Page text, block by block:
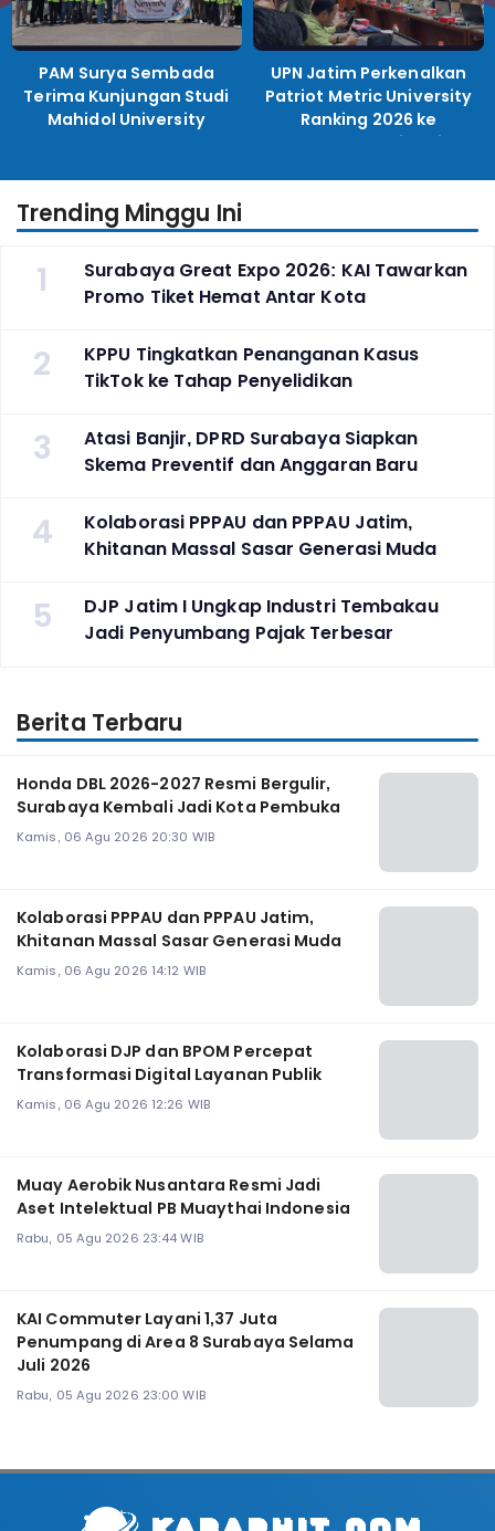
PAM Surya Sembada
Terima Kunjungan Studi
Mahidol University
UPN Jatim Perkenalkan
Patriot Metric University
Ranking 2026 ke
Perguruan Tinggi
Trending Minggu Ini
1
Surabaya Great Expo 2026: KAI Tawarkan
Promo Tiket Hemat Antar Kota
2
KPPU Tingkatkan Penanganan Kasus
TikTok ke Tahap Penyelidikan
3
Atasi Banjir, DPRD Surabaya Siapkan
Skema Preventif dan Anggaran Baru
4
Kolaborasi PPPAU dan PPPAU Jatim,
Khitanan Massal Sasar Generasi Muda
5
DJP Jatim I Ungkap Industri Tembakau
Jadi Penyumbang Pajak Terbesar
Berita Terbaru
Honda DBL 2026-2027 Resmi Bergulir,
Surabaya Kembali Jadi Kota Pembuka
Kamis, 06 Agu 2026 20:30 WIB
Kolaborasi PPPAU dan PPPAU Jatim,
Khitanan Massal Sasar Generasi Muda
Kamis, 06 Agu 2026 14:12 WIB
Kolaborasi DJP dan BPOM Percepat
Transformasi Digital Layanan Publik
Kamis, 06 Agu 2026 12:26 WIB
Muay Aerobik Nusantara Resmi Jadi
Aset Intelektual PB Muaythai Indonesia
Rabu, 05 Agu 2026 23:44 WIB
KAI Commuter Layani 1,37 Juta
Penumpang di Area 8 Surabaya Selama
Juli 2026
Rabu, 05 Agu 2026 23:00 WIB